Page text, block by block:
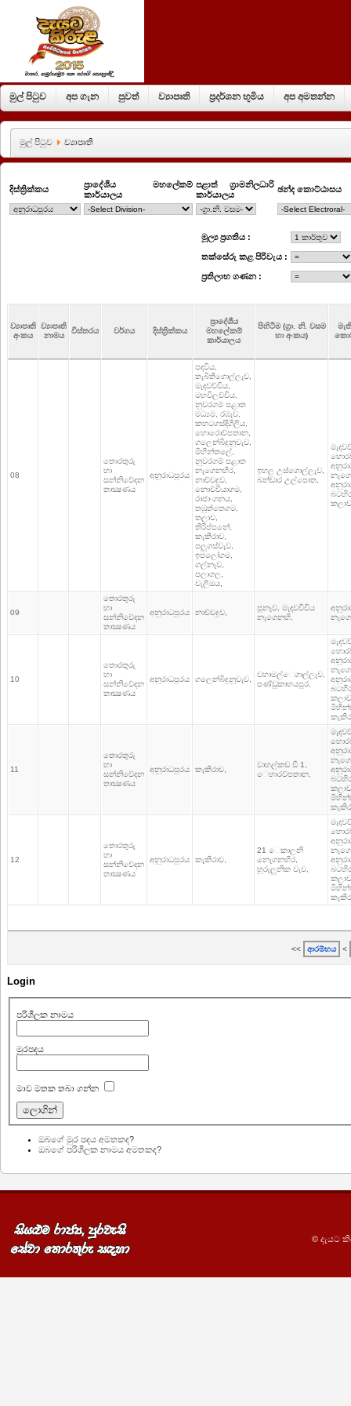
මුල් පිටුව අප ගැන පුවත් ව්‍යාපෘති ප්‍රදර්ශන භූමිය අප අමතන්න
මුල් පිටුව ව්‍යාපෘති
දිස්ත්‍රික්කය
ප්‍රාදේශීය මහලේකම්
කාර්යාලය
පළාත් ග්‍රාමනිලධාරි
කාර්යාලය
ඡන්ද කොට්ඨාසය
මූල්‍ය ප්‍රගතිය :
තක්සේරු කළ පිරිවැය :
ප්‍රතිලාභ ගණන :
ව්‍යාපෘති
අංකය
ව්‍යාපෘති
නාමය
විස්තරය වර්ගය දිස්ත්‍රික්කය
ප්‍රාදේශීය
මහලේකම්
කාර්යාලය
පිහිටීම (ග්‍රා. නි. වසම
හා අංකය)
<< ආරම්භය <
08
තොරතුරු
හා
සන්නිවේදන
තාක්‍ෂණය
අනුරාධපුරය
පදවිය,
තැබිතිගොල්ලෑව,
මැදවච්චිය,
මහවිලච්චිය,
නුවරගම් පළාත
මධ්‍යම, රඹෑව,
කහටගස්දිගිලිය,
හොරොව්පතාන,
ගලෙන්බිදුනුවැව,
මිහින්තලේ,
නුවරගම් පළාත
නැගෙනහිර,
නාච්චදුව,
නොච්චියාගම,
රාජාංගනය,
තඹුත්තෙගම,
තලාව,
තිරිප්පනේ,
කැකිරාව,
පලුගස්වැව,
ඉපලෝගම,
ගල්නෑව,
පලාගල,
වැලිඔය,
ඉහල උස්ගොල්ලැව,
බන්ඩාර උල්පොත,
09
තොරතුරු
හා
සන්නිවේදන
තාක්‍ෂණය
අනුරාධපුරය නාච්චදුව,
පූනෑව, මැදවචීචිය
නැගෙනහි,
10
තොරතුරු
හා
සන්නිවේදන
තාක්‍ෂණය
අනුරාධපුරය ගලෙන්බිදුනුවැව,
වහාමල්ෙගාල්ලෑව,
පණ්ඩුකාභයපුර,
11
තොරතුරු
හා
සන්නිවේදන
තාක්‍ෂණය
අනුරාධපුරය කැකිරාව,
වාහල්කඩ ඩී 1,
ෙහාරව්පතාන,
12
තොරතුරු
හා
සන්නිවේදන
තාක්‍ෂණය
අනුරාධපුරය කැකිරාව,
21 ෙකාලනි
නැෙගනහිර,
හුරුලුනික වැව,
Login
පරිශීලක නාමය
මුරපදය
මාව මතක තබා ගන්න
ඔබගේ මුර පදය අමතකද?
ඔබගේ පරිශීලක නාමය අමතකද?
© දැයට